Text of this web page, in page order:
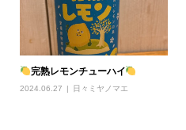
完熟レモンチューハイ
2024.06.27 日々ミヤノマエ